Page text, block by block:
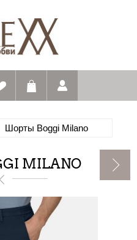
Шорты Boggi Milano
MILANO